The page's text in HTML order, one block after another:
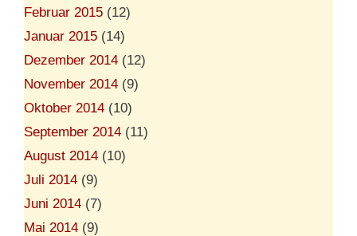
Februar 2015 (12)
Januar 2015 (14)
Dezember 2014 (12)
November 2014 (9)
Oktober 2014 (10)
September 2014 (11)
August 2014 (10)
Juli 2014 (9)
Juni 2014 (7)
Mai 2014 (9)